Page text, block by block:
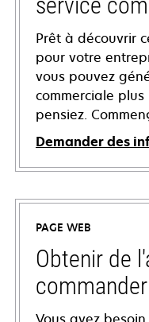
Prêt à découvrir
pour votre
vous pouvez
commerciale
pensiez.
Demander des
PAGE WEB
Obtenir de
commander